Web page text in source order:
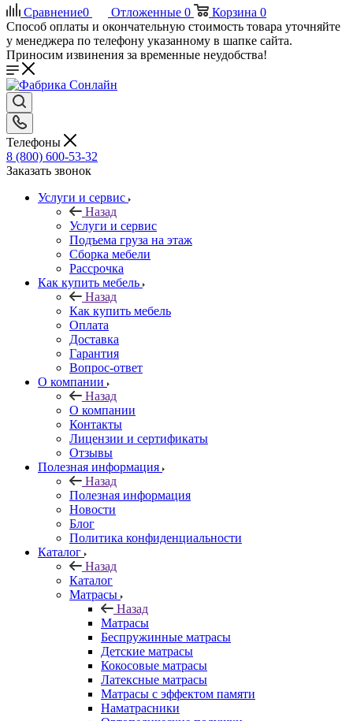
Сравнение0 Отложенные 0 Корзина 0
Способ оплаты и окончательную стоимость товара уточняйте
у менеджера по телефону указанному в шапке сайта.
Приносим извинения за временные неудобства!
Телефоны
8 (800) 600-53-32
Заказать звонок
Услуги и сервис
Назад
Услуги и сервис
Подъема груза на этаж
Сборка мебели
Рассрочка
Как купить мебель
Назад
Как купить мебель
Оплата
Доставка
Гарантия
Вопрос-ответ
О компании
Назад
О компании
Контакты
Лицензии и сертификаты
Отзывы
Полезная информация
Назад
Полезная информация
Новости
Блог
Политика конфиденциальности
Каталог
Назад
Каталог
Матрасы
Назад
Матрасы
Беспружинные матрасы
Детские матрасы
Кокосовые матрасы
Латексные матрасы
Матрасы с эффектом памяти
Наматрасники